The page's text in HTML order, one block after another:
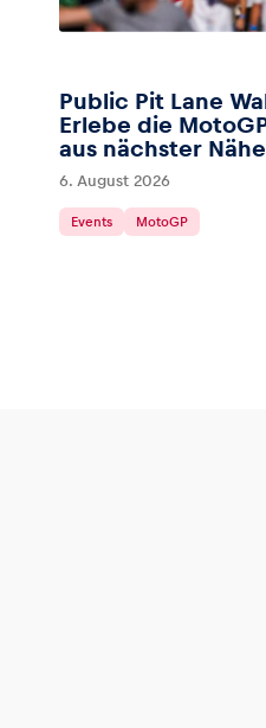
Public Pit Lane
Erlebe die
aus nächster Nähe
6. August 2026
Events MotoGP